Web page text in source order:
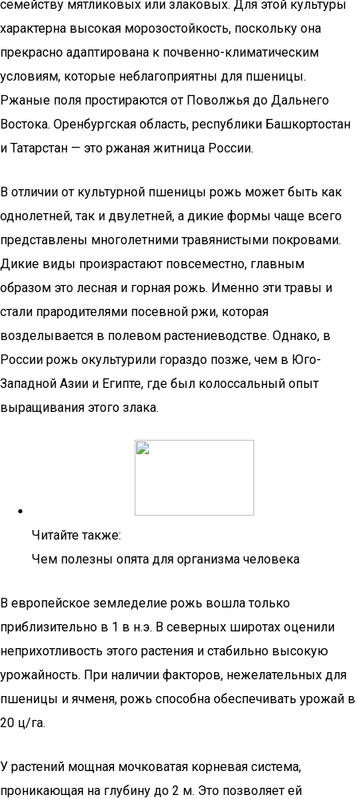
семейству мятликовых или злаковых. Для этой культуры
характерна высокая морозостойкость, поскольку она
прекрасно адаптирована к почвенно-климатическим
условиям, которые неблагоприятны для пшеницы.
Ржаные поля простираются от Поволжья до Дальнего
Востока. Оренбургская область, республики Башкортостан
и Татарстан — это ржаная житница России.
В отличии от культурной пшеницы рожь может быть как
однолетней, так и двулетней, а дикие формы чаще всего
представлены многолетними травянистыми покровами.
Дикие виды произрастают повсеместно, главным
образом это лесная и горная рожь. Именно эти травы и
стали прародителями посевной ржи, которая
возделывается в полевом растениеводстве. Однако, в
России рожь окультурили гораздо позже, чем в Юго-
Западной Азии и Египте, где был колоссальный опыт
выращивания этого злака.
Читайте также:
Чем полезны опята для организма человека
В европейское земледелие рожь вошла только
приблизительно в 1 в н.э. В северных широтах оценили
неприхотливость этого растения и стабильно высокую
урожайность. При наличии факторов, нежелательных для
пшеницы и ячменя, рожь способна обеспечивать урожай в
20 ц/га.
У растений мощная мочковатая корневая система,
проникающая на глубину до 2 м. Это позволяет ей